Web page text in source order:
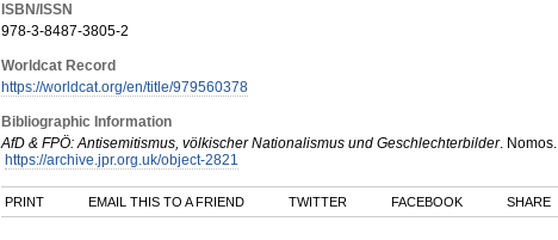
ISBN/ISSN
978-3-8487-3805-2
Worldcat Record
https://worldcat.org/en/title/979560378
Bibliographic Information
AfD & FPÖ: Antisemitismus, völkischer Nationalismus und Geschlechterbilder. Nomos.
https://archive.jpr.org.uk/object-2821
PRINT EMAIL THIS TO A FRIEND TWITTER FACEBOOK SHARE